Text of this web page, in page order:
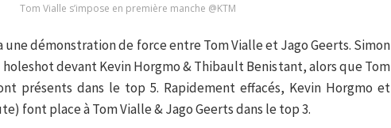
Tom Vialle s’impose en première manche @KTM
une démonstration de force entre Tom Vialle et Jago Geerts. Simon
devant Kevin Horgmo & Thibault Benistant, alors que Tom
présents dans le top 5. Rapidement effacés, Kevin Horgmo et
font place à Tom Vialle & Jago Geerts dans le top 3.